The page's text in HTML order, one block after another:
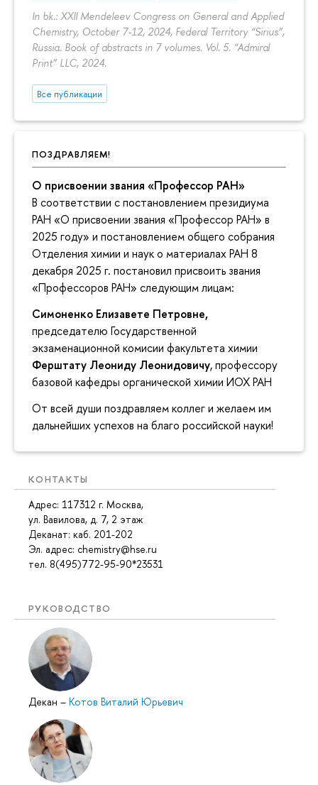
In bk.: XXII Mendeleev Congress on General and Applied
Chemistry, October 7-12, 2024, Federal Territory “Sirius”,
Russia. Book of abstracts in 7 volumes. Vol. 5. “Admiral
Print” LLC, 2024.
Все публикации
ПОЗДРАВЛЯЕМ!
О присвоении звания «Профессор РАН»
В соответствии с постановлением президиума
РАН «О присвоении звания «Профессор РАН» в
2025 году» и постановлением общего собрания
Отделения химии и наук о материалах РАН 8
декабря 2025 г. постановил присвоить звания
«Профессоров РАН» следующим лицам:
Симоненко Елизавете Петровне,
председателю Государственной
экзаменационной комисии факультета химии
Ферштату Леониду Леонидовичу, профессору
базовой кафедры органической химии ИОХ РАН
От всей души поздравляем коллег и желаем им
дальнейших успехов на благо российской науки!
КОНТАКТЫ
Адрес: 117312 г. Москва,
ул. Вавилова, д. 7, 2 этаж
Деканат: каб. 201-202
Эл. адрес: chemistry@hse.ru
тел. 8(495)772-95-90*23531
РУКОВОДСТВО
Декан – Котов Виталий Юрьевич